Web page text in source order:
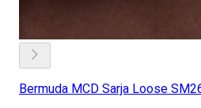
Bermuda MCD Sarja Loose